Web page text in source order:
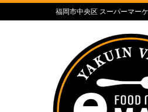
福岡市中央区 スーパーマー